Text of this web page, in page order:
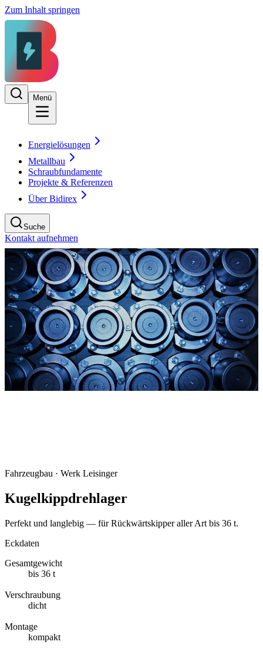
Zum Inhalt springen
Menü
Energielösungen
Metallbau
Schraubfundamente
Projekte & Referenzen
Über Bidirex
Suche
Kontakt aufnehmen
Fahrzeugbau · Werk Leisinger
Kugelkippdrehlager
Perfekt und langlebig — für Rückwärtskipper aller Art bis 36 t.
Eckdaten
Gesamtgewicht
bis 36 t
Verschraubung
dicht
Montage
kompakt